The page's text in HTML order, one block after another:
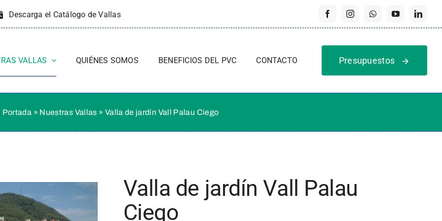
Descarga el Catálogo de Vallas
VALLAS QUIÉNES SOMOS BENEFICIOS DEL PVC CONTACTO Presupuestos
Portada » Nuestras Vallas » Valla de jardín Vall Palau Ciego
Valla de jardín Vall Palau
Ciego